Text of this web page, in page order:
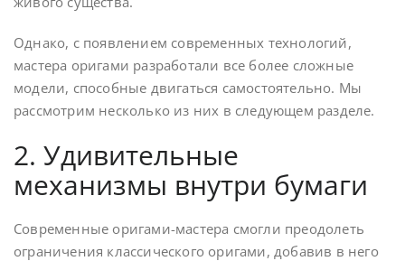
Однако, с появлением современных технологий,
мастера оригами разработали все более сложные
модели, способные двигаться самостоятельно. Мы
рассмотрим несколько из них в следующем разделе.
2. Удивительные
механизмы внутри бумаги
Современные оригами-мастера смогли преодолеть
ограничения классического оригами, добавив в него